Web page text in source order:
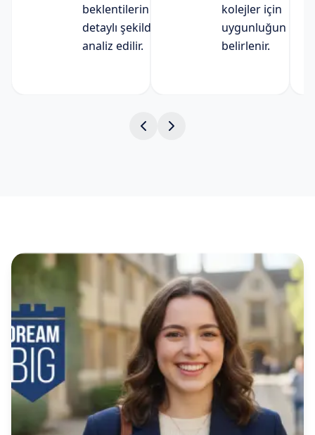
beklentilerin
detaylı şekilde
analiz edilir.
kolejler için
uygunluğun
belirlenir.